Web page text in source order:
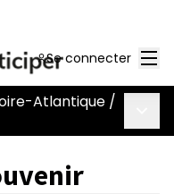
Se connecter
Atlantique /